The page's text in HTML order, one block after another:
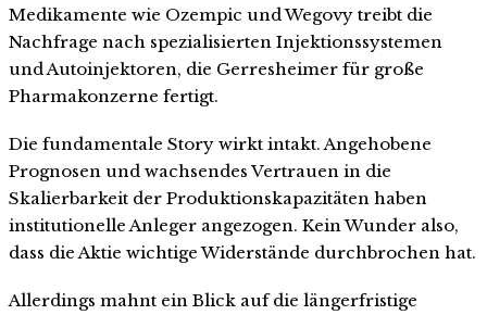
Medikamente wie Ozempic und Wegovy treibt die
Nachfrage nach spezialisierten Injektionssystemen
und Autoinjektoren, die Gerresheimer für große
Pharmakonzerne fertigt.
Die fundamentale Story wirkt intakt. Angehobene
Prognosen und wachsendes Vertrauen in die
Skalierbarkeit der Produktionskapazitäten haben
institutionelle Anleger angezogen. Kein Wunder also,
dass die Aktie wichtige Widerstände durchbrochen hat.
Allerdings mahnt ein Blick auf die längerfristige